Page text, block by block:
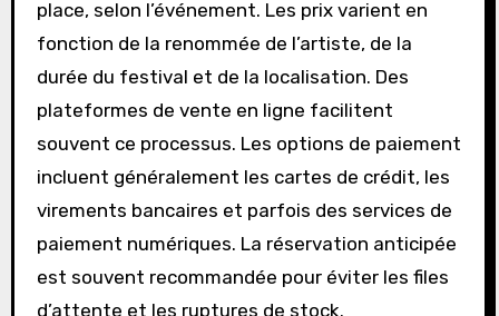
place, selon l’événement. Les prix varient en
fonction de la renommée de l’artiste, de la
durée du festival et de la localisation. Des
plateformes de vente en ligne facilitent
souvent ce processus. Les options de paiement
incluent généralement les cartes de crédit, les
virements bancaires et parfois des services de
paiement numériques. La réservation anticipée
est souvent recommandée pour éviter les files
d’attente et les ruptures de stock.